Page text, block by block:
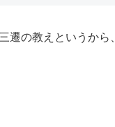
遷の教えというから